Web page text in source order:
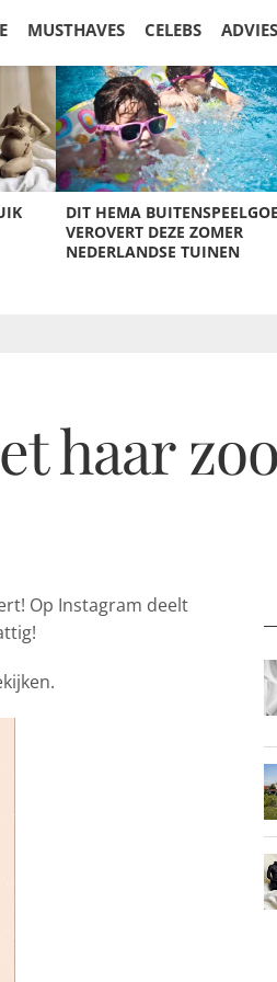
MUSTHAVES CELEBS ADVIES
DIT HEMA
VEROVERT DEZE ZOMER
NEDERLANDSE TUINEN
haar
Op Instagram deelt